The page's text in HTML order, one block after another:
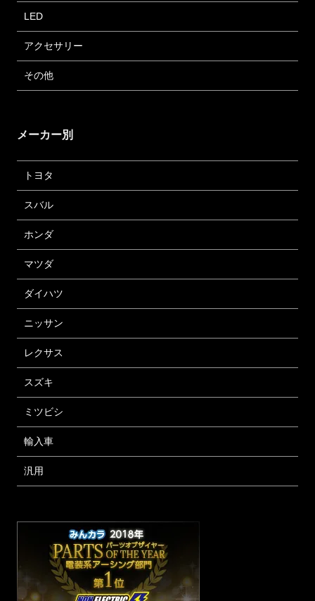
LED
アクセサリー
その他
メーカー別
トヨタ
スバル
ホンダ
マツダ
ダイハツ
ニッサン
レクサス
スズキ
ミツビシ
輸入車
汎用